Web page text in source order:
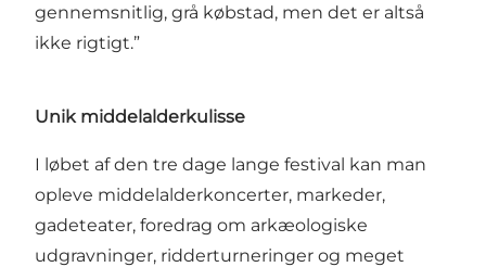
gennemsnitlig, grå købstad, men det er altså
ikke rigtigt.”
Unik middelalderkulisse
I løbet af den tre dage lange festival kan man
opleve middelalderkoncerter, markeder,
gadeteater, foredrag om arkæologiske
udgravninger, ridderturneringer og meget